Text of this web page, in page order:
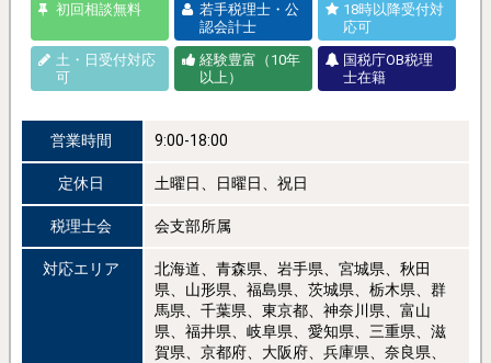
初回相談無料
若手税理士・公
認会計士
18時以降受付対
応可
土・日受付対応
可
経験豊富（10年
以上）
国税庁OB税理
士在籍
営業時間 9:00-18:00
定休日 土曜日、日曜日、祝日
税理士会 会支部所属
対応エリア
北海道、青森県、岩手県、宮城県、秋田
県、山形県、福島県、茨城県、栃木県、群
馬県、千葉県、東京都、神奈川県、富山
県、福井県、岐阜県、愛知県、三重県、滋
賀県、京都府、大阪府、兵庫県、奈良県、